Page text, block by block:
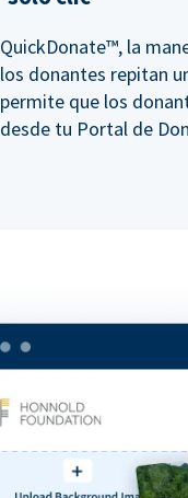
QuickDonate™, la
los donantes repitan
permite que los
desde tu Portal de